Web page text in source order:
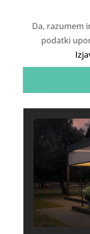
Da, razumem
podatki